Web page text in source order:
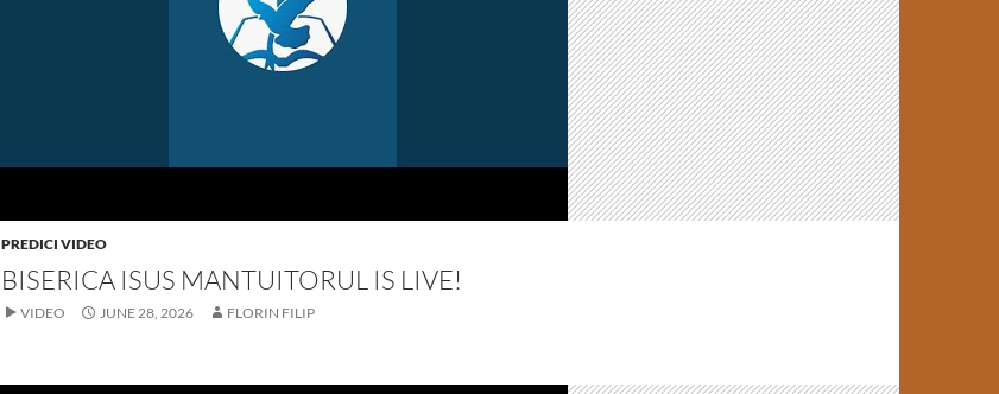
PREDICI VIDEO
BISERICA ISUS MANTUITORUL IS LIVE!
VIDEO JUNE 28, 2026 FLORIN FILIP